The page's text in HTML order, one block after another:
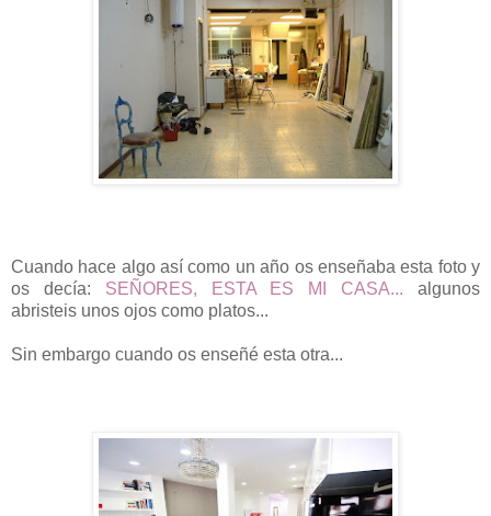
Cuando hace algo así como un año os enseñaba esta foto y
os decía: SEÑORES, ESTA ES MI CASA...algunos
abristeis unos ojos como platos...
Sin embargo cuando os enseñé esta otra...